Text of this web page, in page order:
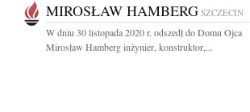
MIROSŁAW HAMBERG SZCZECIN
W dniu 30 listopada 2020 r. odszedł do Domu Ojca
Mirosław Hamberg inżynier, konstruktor,...